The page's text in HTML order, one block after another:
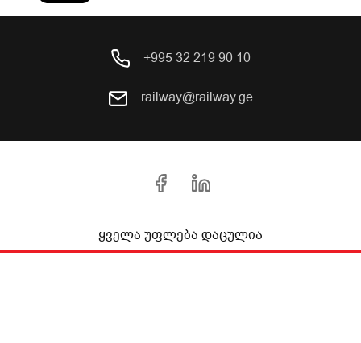
+995 32 219 90 10
railway@railway.ge
ყველა უფლება დაცულია